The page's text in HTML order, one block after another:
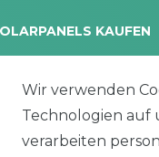
KAUFEN
Solar Module
Wir verwenden
Technologien auf
verarbeiten